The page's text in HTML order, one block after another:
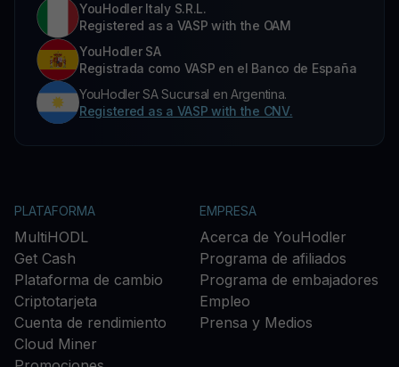
YouHodler Italy S.R.L.
Registered as a VASP with the OAM
YouHodler SA
Registrada como VASP en el Banco de España
YouHodler SA Sucursal en Argentina.
Registered as a VASP with the CNV.
PLATAFORMA
MultiHODL
Get Cash
Plataforma de cambio
Criptotarjeta
Cuenta de rendimiento
Cloud Miner
EMPRESA
Acerca de YouHodler
Programa de afiliados
Programa de embajadores
Empleo
Prensa y Medios